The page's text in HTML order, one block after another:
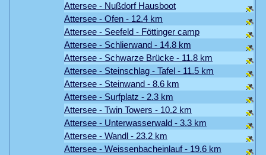
Attersee - Nußdorf Hausboot
Attersee - Ofen - 12.4 km
Attersee - Seefeld - Föttinger camp
Attersee - Schlierwand - 14.8 km
Attersee - Schwarze Brücke - 11.8 km
Attersee - Steinschlag - Tafel - 11.5 km
Attersee - Steinwand - 8.6 km
Attersee - Surfplatz - 2.3 km
Attersee - Twin Towers - 10.2 km
Attersee - Unterwasserwald - 3.3 km
Attersee - Wandl - 23.2 km
Attersee - Weissenbacheinlauf - 19.6 km